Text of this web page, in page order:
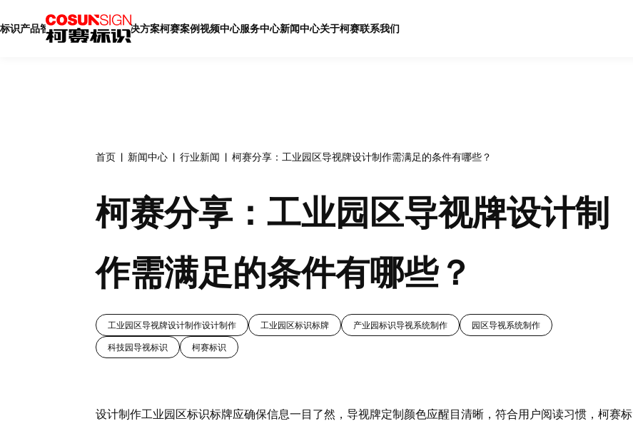
标识产品智慧标识智慧展厅解决方案柯赛案例视频中心服务中心新闻中心关于柯赛联系我们
首页 新闻中心 行业新闻 柯赛分享：工业园区导视牌设计制作需满足的条件有哪些？
柯赛分享：工业园区导视牌设计制
作需满足的条件有哪些？
工业园区导视牌设计制作设计制作 工业园区标识标牌 产业园标识导视系统制作 园区导视系统制作
科技园导视标识 柯赛标识
设计制作工业园区标识标牌应确保信息一目了然，导视牌定制颜色应醒目清晰，符合用户阅读习惯，柯赛标